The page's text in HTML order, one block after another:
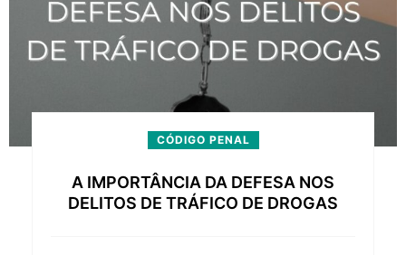
CÓDIGO PENAL
A IMPORTÂNCIA DA DEFESA NOS
DELITOS DE TRÁFICO DE DROGAS